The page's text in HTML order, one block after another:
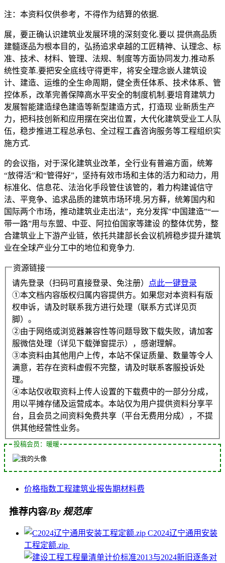
注：本资料仅供参考，不得作为结算的依据.
展，要正确认识建筑业发展环境的深刻变化.要以 提供高品质
建髓逐品为根本目的，弘扬追求卓越的工匠精神、认理念、标
准、技术、材料、管理、法规、制度等方面协同发力.推动系
统性变革.要把安全底线守得更牢，将安全理念嵌人建筑设
计、建造、运维的全生命周期，健全责任体系、技术体系、管
控体系，改革完善保障高水平安全的制度机制.要培育建筑力
发展智能建造绿色建造等新型建造方式，打造现 业新质生产
力，把科技创新和应用摆在突出位置，大代化建筑受业工人队
伍，稳步推进工程总承包、全过程工鑫咨询服务等工程组织实
施方式.
的会议指，对于深化建筑业改革，全行业有普遍方面，统筹
“放得活”和“管得好”，坚持有效市场和主体的活力和动力，用
标准化、信息花、法治化手段管住该管的，着力构建诚信守
法、平竞争、追求品质的建筑市场环境.另方藓，统筹国内和
国际两个市场，推动建筑业走出法”，充分发挥"中国建造”“一
带一路”用与东盟、中亚、阿拉伯国家等建设 的整体优势，整
合建筑业上下游产业链，依托共建部长会议机辨稳步提升建筑
业在全球产业分工中的地位和竞争力.
资源链接
请先登录（扫码可直接登录、免注册）
点此一键登录
①本文档内容版权归属内容提供方。如果您对本资料有版
权申诉，请及时联系我方进行处理（联系方式详见页
脚）。
②由于网络或浏览器兼容性等问题导致下载失败，请加客
服微信处理（详见下载弹窗提示），感谢理解。
③本资料由其他用户上传，本站不保证质量、数量等令人
满意，若存在资料虚假不完整，请及时联系客服投诉处
理。
④本站仅收取资料上传人设置的下载费中的一部分分成，
用以平摊存储及运营成本。本站仅为用户提供资料分享平
台，且会员之间资料免费共享（平台无费用分成），不提
供其他经营性业务。
投稿会员：暖暖
价格指数工程建筑业报告期材料费
推荐内容/By 规范库
C2024辽宁通用安装
工程定额.zip